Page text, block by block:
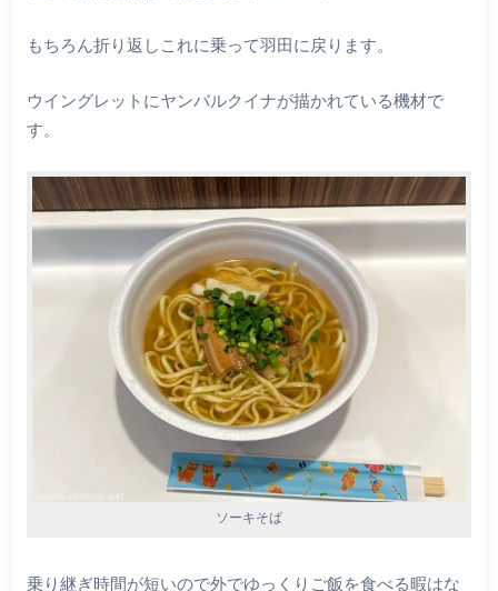
もちろん折り返しこれに乗って羽田に戻ります。
ウイングレットにヤンバルクイナが描かれている機材で
す。
ソーキそば
乗り継ぎ時間が短いので外でゆっくりご飯を食べる暇はな